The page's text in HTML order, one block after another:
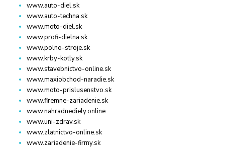
www.auto-diel.sk
www.auto-techna.sk
www.moto-diel.sk
www.profi-dielna.sk
www.polno-stroje.sk
www.krby-kotly.sk
www.stavebnictvo-online.sk
www.maxiobchod-naradie.sk
www.moto-prislusenstvo.sk
www.firemne-zariadenie.sk
www.nahradnediely.online
www.uni-zdrav.sk
www.zlatnictvo-online.sk
www.zariadenie-firmy.sk